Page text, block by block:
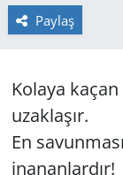
Paylaş
Kolaya
uzaklaşır.
En
inananlardır!
GENEL
GÜNDEM
HABERDE
KÜLTÜR
Haber